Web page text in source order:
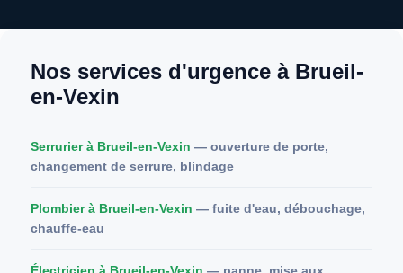
Nos services d'urgence à Brueil-
en-Vexin
Serrurier à Brueil-en-Vexin — ouverture de porte,
changement de serrure, blindage
Plombier à Brueil-en-Vexin — fuite d'eau, débouchage,
chauffe-eau